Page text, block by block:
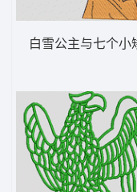
白雪公主与七个小